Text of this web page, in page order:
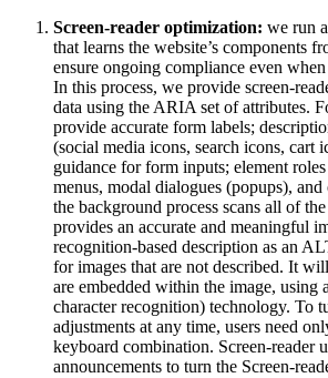
Screen-reader optimization: we run
that learns the website’s components
ensure ongoing compliance even
In this process, we provide screen-
data using the ARIA set of attributes.
provide accurate form labels;
(social media icons, search icons, cart
guidance for form inputs; element
menus, modal dialogues (popups),
the background process scans all of
provides an accurate and meaningful
recognition-based description as an
for images that are not described. It
are embedded within the image, using
character recognition) technology. To
adjustments at any time, users need
keyboard combination. Screen-reader
announcements to turn the Screen-